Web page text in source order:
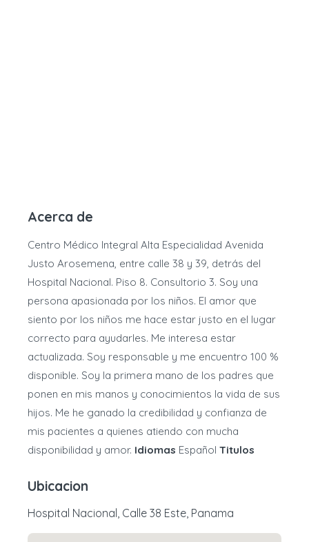
Acerca de
Centro Médico Integral Alta Especialidad Avenida
Justo Arosemena, entre calle 38 y 39, detrás del
Hospital Nacional. Piso 8. Consultorio 3. Soy una
persona apasionada por los niños. El amor que
siento por los niños me hace estar justo en el lugar
correcto para ayudarles. Me interesa estar
actualizada. Soy responsable y me encuentro 100 %
disponible. Soy la primera mano de los padres que
ponen en mis manos y conocimientos la vida de sus
hijos. Me he ganado la credibilidad y confianza de
mis pacientes a quienes atiendo con mucha
disponibilidad y amor. Idiomas Español Titulos
Ubicacion
Hospital Nacional, Calle 38 Este, Panama